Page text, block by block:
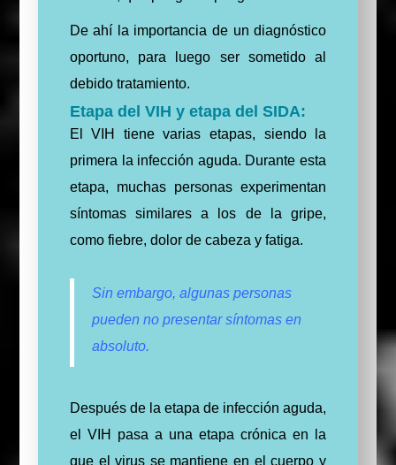
De ahí la importancia de un diagnóstico
oportuno, para luego ser sometido al
debido tratamiento.
Etapa del VIH y etapa del SIDA:
El VIH tiene varias etapas, siendo la
primera la infección aguda. Durante esta
etapa, muchas personas experimentan
síntomas similares a los de la gripe,
como fiebre, dolor de cabeza y fatiga.
Sin embargo, algunas personas
pueden no presentar síntomas en
absoluto.
Después de la etapa de infección aguda,
el VIH pasa a una etapa crónica en la
que el virus se mantiene en el cuerpo y